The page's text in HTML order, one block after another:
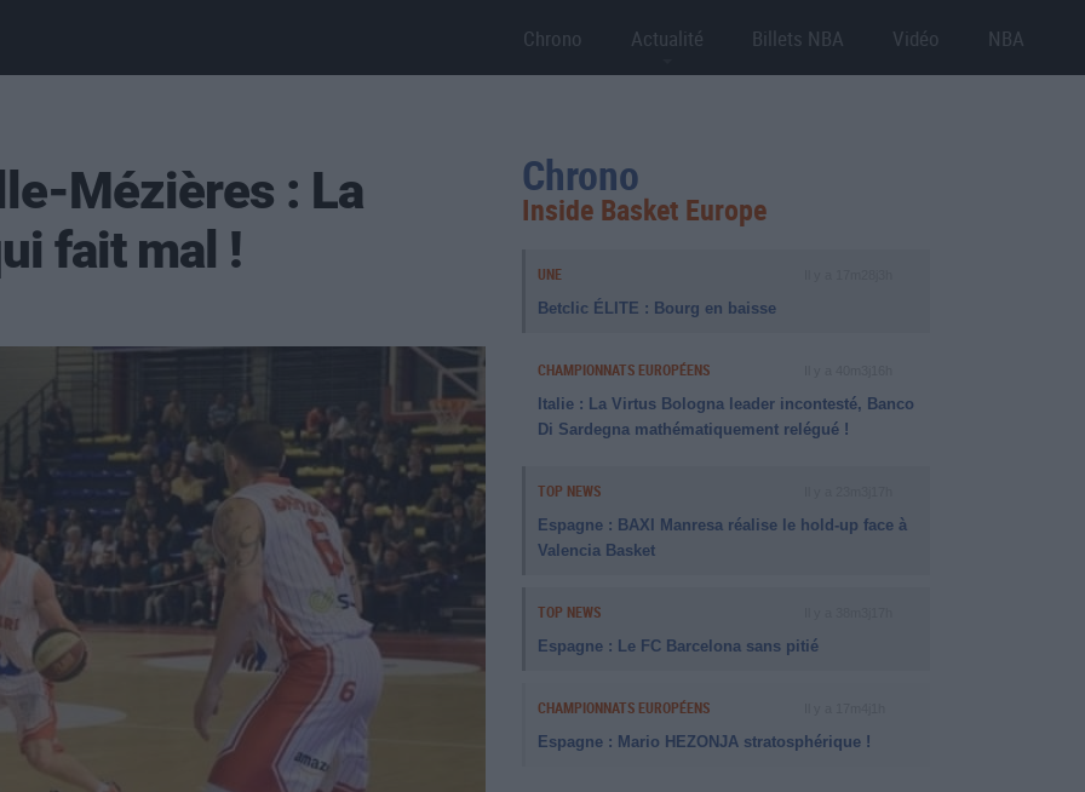
Chrono Actualité Billets NBA Vidéo NBA
Mézières : La
fait mal !
Chrono
Inside Basket Europe
UNE
Betclic ÉLITE : Bourg en baisse
CHAMPIONNATS EUROPÉENS
Italie : La Virtus Bologna leader incontesté, Banco
Di Sardegna mathématiquement relégué !
TOP NEWS
Espagne : BAXI Manresa réalise le hold-up face à
Valencia Basket
TOP NEWS
Espagne : Le FC Barcelona sans pitié
CHAMPIONNATS EUROPÉENS
Espagne : Mario HEZONJA stratosphérique !